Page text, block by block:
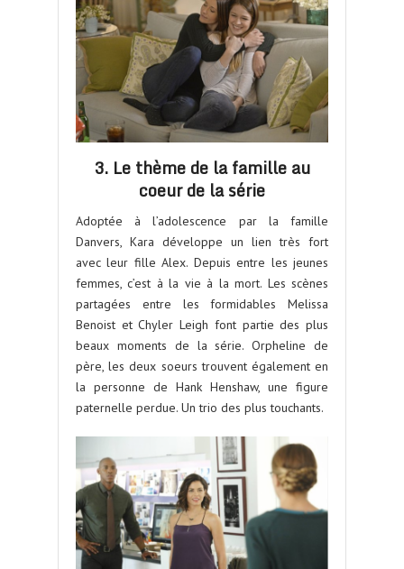
3. Le thème de la famille au
coeur de la série
Adoptée à l’adolescence par la famille
Danvers, Kara développe un lien très fort
avec leur fille Alex. Depuis entre les jeunes
femmes, c’est à la vie à la mort. Les scènes
partagées entre les formidables Melissa
Benoist et Chyler Leigh font partie des plus
beaux moments de la série. Orpheline de
père, les deux soeurs trouvent également en
la personne de Hank Henshaw, une figure
paternelle perdue. Un trio des plus touchants.